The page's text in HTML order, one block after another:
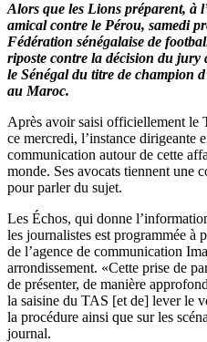
Alors que les Lions préparent, à
amical contre le Pérou, samedi
Fédération sénégalaise de
riposte contre la décision du jury
le Sénégal du titre de champion
au Maroc.
Après avoir saisi officiellement le
ce mercredi, l’instance dirigeante
communication autour de cette
monde. Ses avocats tiennent une
pour parler du sujet.
Les Échos, qui donne
les journalistes est programmée à
de l’agence de communication
arrondissement. «Cette prise de
de présenter, de manière
la saisine du TAS [et de] lever le
la procédure ainsi que sur les
journal.